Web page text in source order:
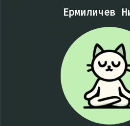
Ермиличев